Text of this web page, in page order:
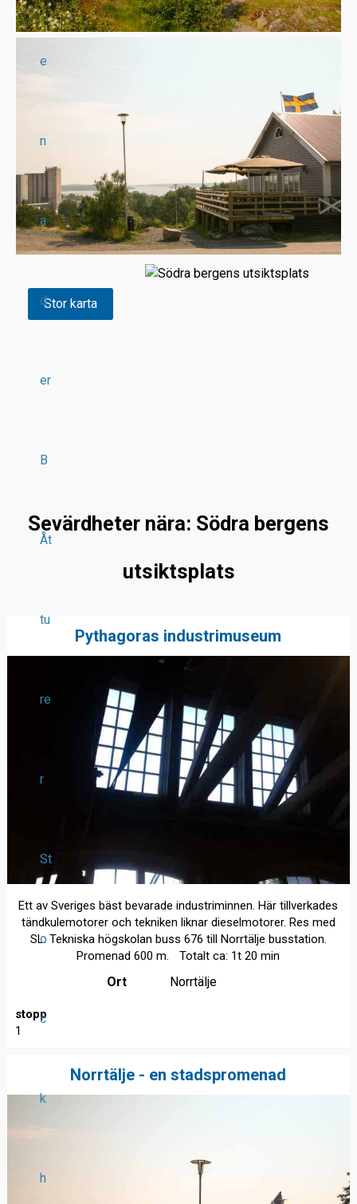
e
n
a
d
er
B
Åt
tu
re
r
St
o
c
k
h
Stor karta
Sevärdheter nära: Södra bergens
utsiktsplats
Pythagoras industrimuseum
Ett av Sveriges bäst bevarade industriminnen. Här tillverkades
tändkulemotorer och tekniken liknar dieselmotorer. Res med
SL: Tekniska högskolan buss 676 till Norrtälje busstation.
Promenad 600 m. Totalt ca: 1t 20 min
Ort Norrtälje
stopp
1
Norrtälje - en stadspromenad